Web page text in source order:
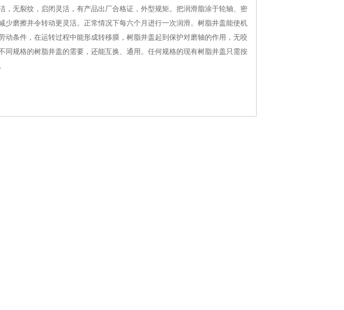
，无裂纹，启闭灵活，有产品出厂合格证，外型规矩。把润滑脂涂于轮轴、密
少磨擦并令转动更灵活。正常情况下每六个月进行一次润滑。树脂井盖能使机
动条件，在运转过程中能形成转移膜，树脂井盖起到保护对磨轴的作用，无咬
同规格的树脂井盖的需要，还能互换、通用。任何规格的现有树脂井盖只需按